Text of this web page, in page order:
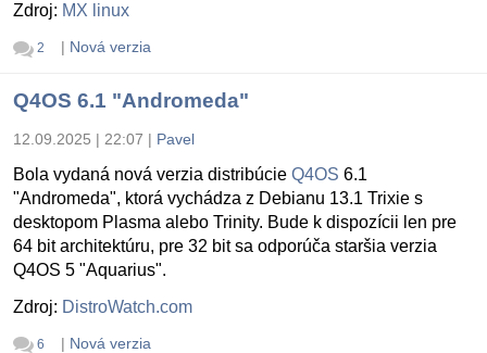
Zdroj: MX linux
2 | Nová verzia
Q4OS 6.1 "Andromeda"
12.09.2025 | 22:07 | Pavel
Bola vydaná nová verzia distribúcie Q4OS 6.1
"Andromeda", ktorá vychádza z Debianu 13.1 Trixie s
desktopom Plasma alebo Trinity. Bude k dispozícii len pre
64 bit architektúru, pre 32 bit sa odporúča staršia verzia
Q4OS 5 "Aquarius".
Zdroj: DistroWatch.com
6 | Nová verzia